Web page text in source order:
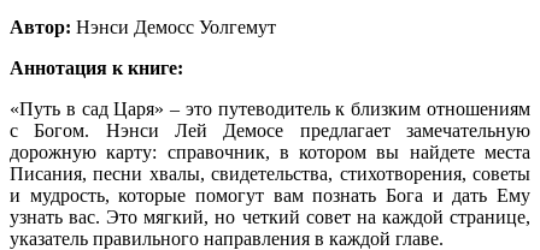
Автор: Нэнси Демосс Уолгемут
Аннотация к книге:
«Путь в сад Царя» – это путеводитель к близким отношени­ям
с Богом. Нэнси Лей Демосе предлагает замечательную
дорожную карту: справочник, в котором вы найдете места
Писания, песни хвалы, свидетельства, стихотворения, со­веты
и мудрость, которые помогут вам познать Бога и дать Ему
узнать вас. Это мягкий, но четкий совет на каждой странице,
указатель правильного направления в каждой главе.